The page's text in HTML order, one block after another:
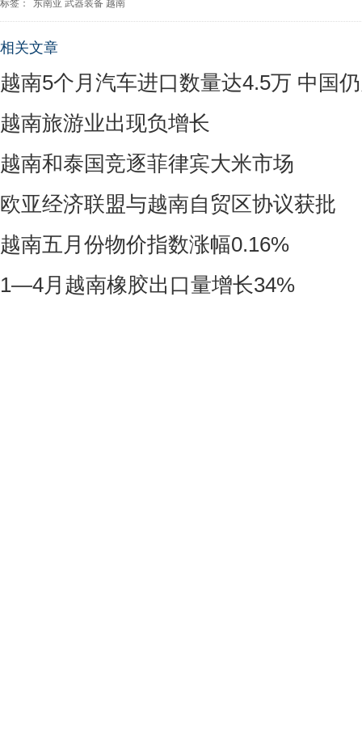
标签： 东南亚 武器装备 越南
相关文章
越南5个月汽车进口数量达4.5万 中国
越南旅游业出现负增长
越南和泰国竞逐菲律宾大米市场
欧亚经济联盟与越南自贸区协议获批
越南五月份物价指数涨幅0.16%
1—4月越南橡胶出口量增长34%